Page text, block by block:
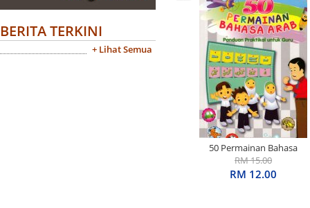
BERITA TERKINI
+ Lihat Semua
50 Permainan Bahasa
Arab: Panduan Praktikal
untuk Guru
RM 15.00
RM 12.00